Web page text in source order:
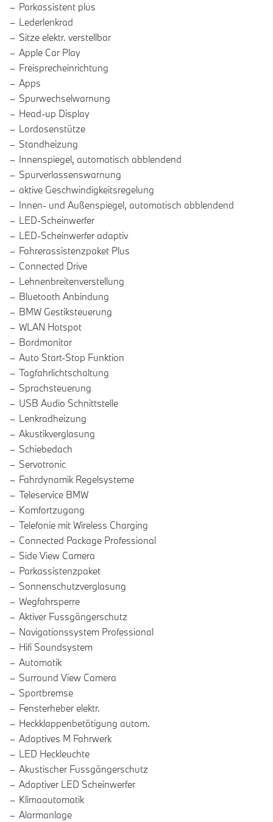
Parkassistent plus
Lederlenkrad
Sitze elektr. verstellbar
Apple Car Play
Freisprecheinrichtung
Apps
Spurwechselwarnung
Head-up Display
Lordosenstütze
Standheizung
Innenspiegel, automatisch abblendend
Spurverlassenswarnung
aktive Geschwindigkeitsregelung
Innen- und Außenspiegel, automatisch abblendend
LED-Scheinwerfer
LED-Scheinwerfer adaptiv
Fahrerassistenzpaket Plus
Connected Drive
Lehnenbreitenverstellung
Bluetooth Anbindung
BMW Gestiksteuerung
WLAN Hotspot
Bordmonitor
Auto Start-Stop Funktion
Tagfahrlichtschaltung
Sprachsteuerung
USB Audio Schnittstelle
Lenkradheizung
Akustikverglasung
Schiebedach
Servotronic
Fahrdynamik Regelsysteme
Teleservice BMW
Komfortzugang
Telefonie mit Wireless Charging
Connected Package Professional
Side View Camera
Parkassistenzpaket
Sonnenschutzverglasung
Wegfahrsperre
Aktiver Fussgängerschutz
Navigationssystem Professional
Hifi Soundsystem
Automatik
Surround View Camera
Sportbremse
Fensterheber elektr.
Heckklappenbetätigung autom.
Adaptives M Fahrwerk
LED Heckleuchte
Akustischer Fussgängerschutz
Adaptiver LED Scheinwerfer
Klimaautomatik
Alarmanlage